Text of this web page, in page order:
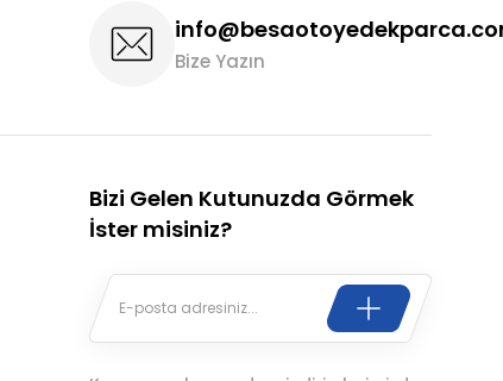
Bize Yazın
Bizi Gelen Kutunuzda Görmek
İster misiniz?